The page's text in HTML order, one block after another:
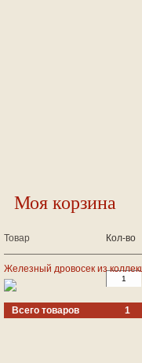
Моя корзина
Товар Кол-во
Железный дровосек из
Всего товаров 1